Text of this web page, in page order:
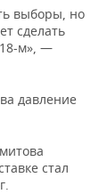
выборы, но
сделать
м», —
давление
стал